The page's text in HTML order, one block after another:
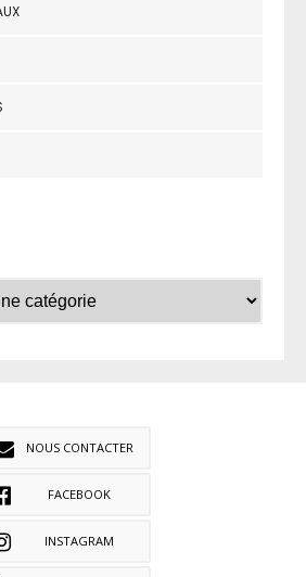
NOUS CONTACTER
FACEBOOK
INSTAGRAM